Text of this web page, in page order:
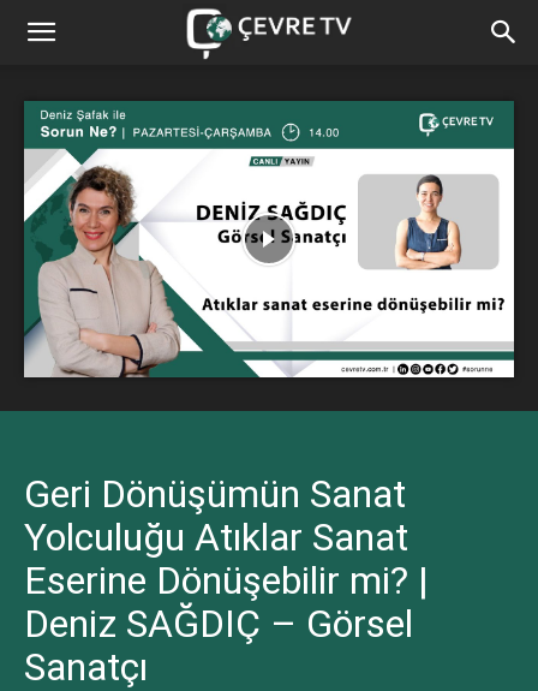
Geri Dönüşümün Sanat
Yolculuğu Atıklar Sanat
Eserine Dönüşebilir mi? |
Deniz SAĞDIÇ – Görsel
Sanatçı